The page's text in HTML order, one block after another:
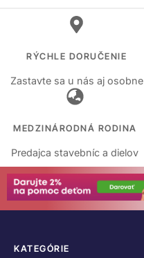
RÝCHLE DORUČENIE
Zastavte sa u nás aj osobne
MEDZINÁRODNÁ RODINA
Predajca stavebníc a dielov
KATEGÓRIE